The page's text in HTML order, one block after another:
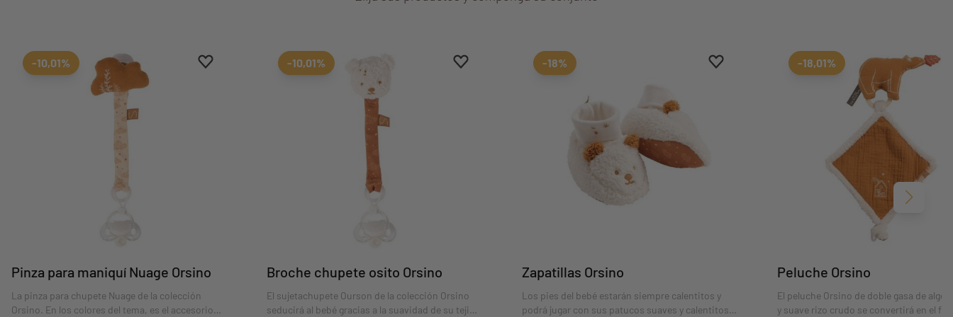
Aggiungi ai preferiti
borrar favoritos
-10,01%
Pinza para maniquí Nuage Orsino
La pinza para chupete Nuage de la colección
Orsino. En los colores del tema, es el accesorio
Aggiungi ai preferiti
borrar favoritos
-10,01%
Broche chupete osito Orsino
El sujetachupete Ourson de la colección Orsino
seducirá al bebé gracias a la suavidad de su tejido
Aggiungi ai preferiti
borrar favoritos
-18%
Zapatillas Orsino
Los pies del bebé estarán siempre calentitos y
podrá jugar con sus patucos suaves y calentitos
-18,01%
Peluche Orsino
El peluche Orsino de doble gasa de
y suave rizo crudo se convertirá en el fiel